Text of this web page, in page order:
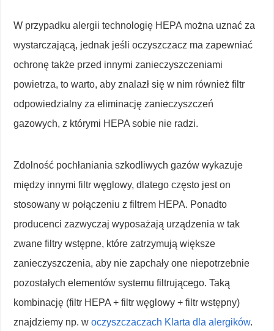
W przypadku alergii technologię HEPA można uznać za
wystarczającą, jednak jeśli oczyszczacz ma zapewniać
ochronę także przed innymi zanieczyszczeniami
powietrza, to warto, aby znalazł się w nim również filtr
odpowiedzialny za eliminację zanieczyszczeń
gazowych, z którymi HEPA sobie nie radzi.
Zdolność pochłaniania szkodliwych gazów wykazuje
między innymi filtr węglowy, dlatego często jest on
stosowany w połączeniu z filtrem HEPA. Ponadto
producenci zazwyczaj wyposażają urządzenia w tak
zwane filtry wstępne, które zatrzymują większe
zanieczyszczenia, aby nie zapchały one niepotrzebnie
pozostałych elementów systemu filtrującego. Taką
kombinację (filtr HEPA + filtr węglowy + filtr wstępny)
znajdziemy np. woczyszczaczach Klarta dla alergików.